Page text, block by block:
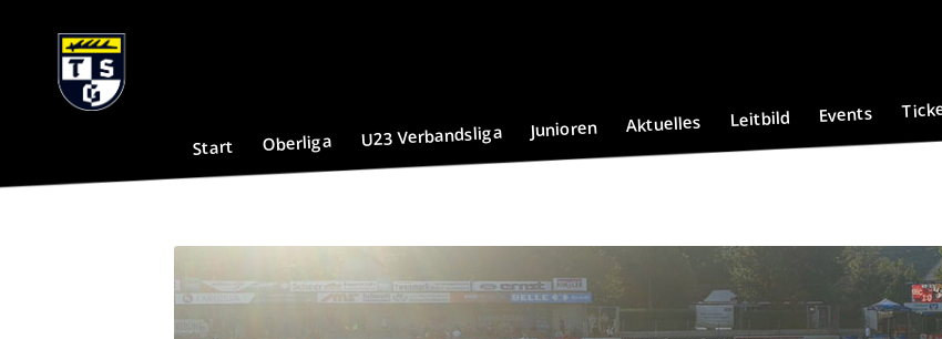
Start Oberliga U23 Verbandsliga Junioren Aktuelles Leitbild Events